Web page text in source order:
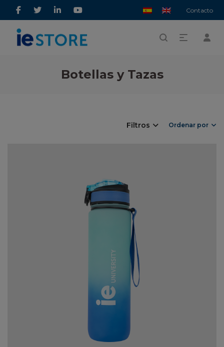
Contacto
Botellas y Tazas
Ordenar por
Filtros